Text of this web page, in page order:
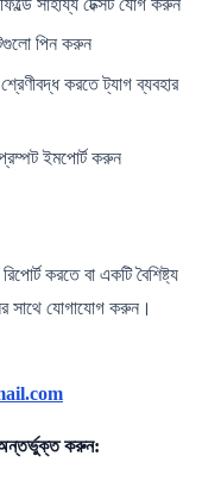
পিন করুন
করতে ট্যাগ ব্যবহার
ইমপোর্ট করুন
করতে বা একটি বৈশিষ্ট্য
সাথে যোগাযোগ করুন।
করুন: